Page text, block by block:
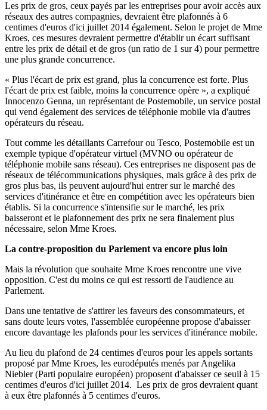
Les prix de gros, ceux payés par les entreprises pour avoir accès aux
réseaux des autres compagnies, devraient être plafonnés à 6
centimes d'euros d'ici juillet 2014 également. Selon le projet de Mme
Kroes, ces mesures devraient permettre d'établir un écart suffisant
entre les prix de détail et de gros (un ratio de 1 sur 4) pour permettre
une plus grande concurrence.
« Plus l'écart de prix est grand, plus la concurrence est forte. Plus
l'écart de prix est faible, moins la concurrence opère », a expliqué
Innocenzo Genna, un représentant de Postemobile, un service postal
qui vend également des services de téléphonie mobile via d'autres
opérateurs du réseau.
Tout comme les détaillants Carrefour ou Tesco, Postemobile est un
exemple typique d'opérateur virtuel (MVNO ou opérateur de
téléphonie mobile sans réseau). Ces entreprises ne disposent pas de
réseaux de télécommunications physiques, mais grâce à des prix de
gros plus bas, ils peuvent aujourd'hui entrer sur le marché des
services d'itinérance et être en compétition avec les opérateurs bien
établis. Si la concurrence s'intensifie sur le marché, les prix
baisseront et le plafonnement des prix ne sera finalement plus
nécessaire, selon Mme Kroes.
La contre-proposition du Parlement va encore plus loin
Mais la révolution que souhaite Mme Kroes rencontre une vive
opposition. C'est du moins ce qui est ressorti de l'audience au
Parlement.
Dans une tentative de s'attirer les faveurs des consommateurs, et
sans doute leurs votes, l'assemblée européenne propose d'abaisser
encore davantage les plafonds pour les services d'itinérance mobile.
Au lieu du plafond de 24 centimes d'euros pour les appels sortants
proposé par Mme Kroes, les eurodéputés menés par Angelika
Niebler (Parti populaire européen) proposent d'abaisser ce seuil à 15
centimes d'euros d'ici juillet 2014. Les prix de gros devraient quant
à eux être plafonnés à 5 centimes d'euros.